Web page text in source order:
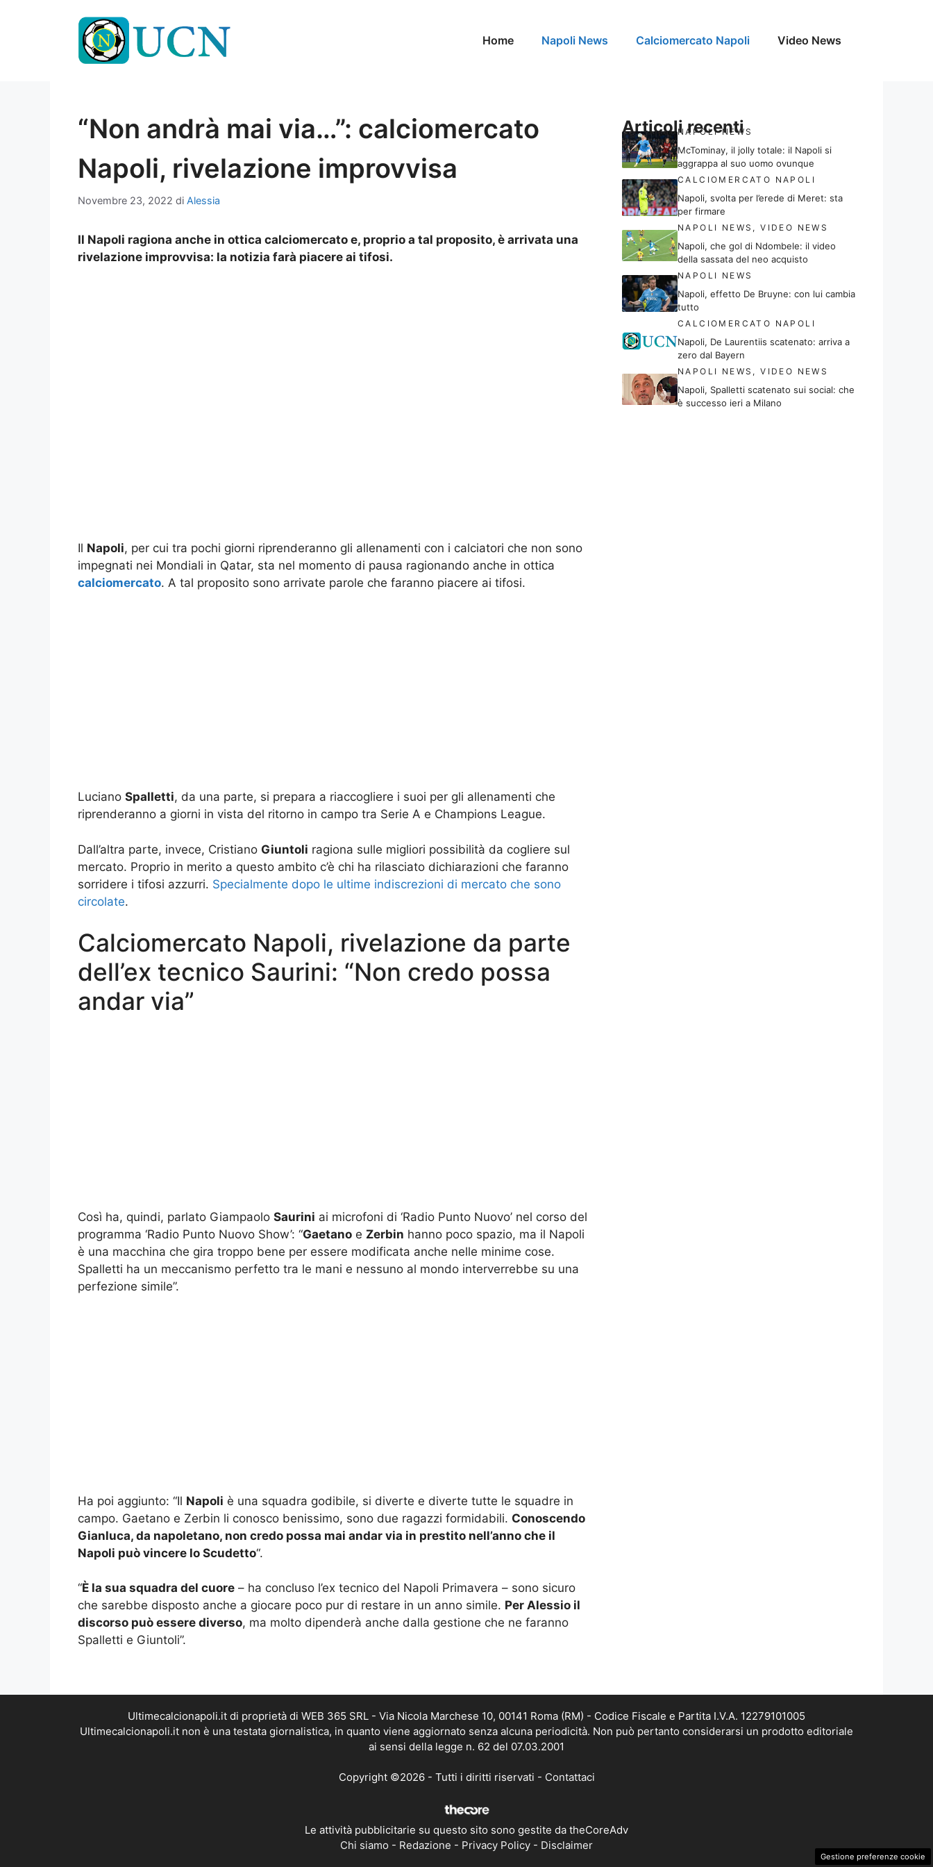
Home Napoli News Calciomercato Napoli Video News
“Non andrà mai via…”: calciomercato
Napoli, rivelazione improvvisa
Novembre 23, 2022 di Alessia
Il Napoli ragiona anche in ottica calciomercato e, proprio a tal proposito, è arrivata una
rivelazione improvvisa: la notizia farà piacere ai tifosi.
Il Napoli, per cui tra pochi giorni riprenderanno gli allenamenti con i calciatori che non sono
impegnati nei Mondiali in Qatar, sta nel momento di pausa ragionando anche in ottica
calciomercato. A tal proposito sono arrivate parole che faranno piacere ai tifosi.
Luciano Spalletti, da una parte, si prepara a riaccogliere i suoi per gli allenamenti che
riprenderanno a giorni in vista del ritorno in campo tra Serie A e Champions League.
Dall’altra parte, invece, Cristiano Giuntoli ragiona sulle migliori possibilità da cogliere sul
mercato. Proprio in merito a questo ambito c’è chi ha rilasciato dichiarazioni che faranno
sorridere i tifosi azzurri. Specialmente dopo le ultime indiscrezioni di mercato che sono
circolate.
Calciomercato Napoli, rivelazione da parte
dell’ex tecnico Saurini: “Non credo possa
andar via”
Così ha, quindi, parlato Giampaolo Saurini ai microfoni di ‘Radio Punto Nuovo’ nel corso del
programma ‘Radio Punto Nuovo Show’: “Gaetano e Zerbin hanno poco spazio, ma il Napoli
è una macchina che gira troppo bene per essere modificata anche nelle minime cose.
Spalletti ha un meccanismo perfetto tra le mani e nessuno al mondo interverrebbe su una
perfezione simile”.
Ha poi aggiunto: “Il Napoli è una squadra godibile, si diverte e diverte tutte le squadre in
campo. Gaetano e Zerbin li conosco benissimo, sono due ragazzi formidabili. Conoscendo
Gianluca, da napoletano, non credo possa mai andar via in prestito nell’anno che il
Napoli può vincere lo Scudetto“.
“È la sua squadra del cuore – ha concluso l’ex tecnico del Napoli Primavera – sono sicuro
che sarebbe disposto anche a giocare poco pur di restare in un anno simile. Per Alessio il
discorso può essere diverso, ma molto dipenderà anche dalla gestione che ne faranno
Spalletti e Giuntoli”.
Articoli recenti
NAPOLI NEWS
McTominay, il jolly totale: il Napoli si
aggrappa al suo uomo ovunque
CALCIOMERCATO NAPOLI
Napoli, svolta per l’erede di Meret: sta
per firmare
NAPOLI NEWS ,VIDEO NEWS
Napoli, che gol di Ndombele: il video
della sassata del neo acquisto
NAPOLI NEWS
Napoli, effetto De Bruyne: con lui cambia
tutto
CALCIOMERCATO NAPOLI
Napoli, De Laurentiis scatenato: arriva a
zero dal Bayern
NAPOLI NEWS ,VIDEO NEWS
Napoli, Spalletti scatenato sui social: che
è successo ieri a Milano
Ultimecalcionapoli.it di proprietà di WEB 365 SRL - Via Nicola Marchese 10, 00141 Roma (RM) - Codice Fiscale e Partita I.V.A. 12279101005
Ultimecalcionapoli.it non è una testata giornalistica, in quanto viene aggiornato senza alcuna periodicità. Non può pertanto considerarsi un prodotto editoriale
ai sensi della legge n. 62 del 07.03.2001
Copyright ©2026 - Tutti i diritti riservati - Contattaci
Le attività pubblicitarie su questo sito sono gestite da theCoreAdv
Chi siamo - Redazione - Privacy Policy - Disclaimer
Gestione preferenze cookie